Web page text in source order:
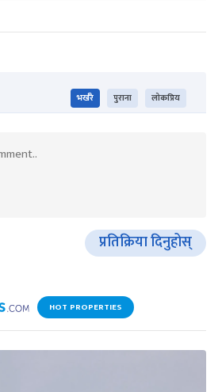
भर्खरै पुराना लोकप्रिय
प्रतिक्रिया दिनुहोस्
HOT PROPERTIES